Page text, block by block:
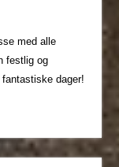
med alle
festlig og
dager!